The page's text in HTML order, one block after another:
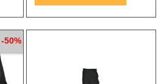
-50%